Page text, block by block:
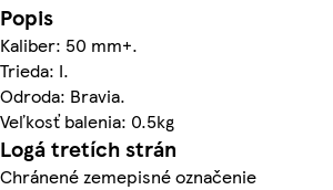
Popis
Kaliber: 50 mm+.
Trieda: I.
Odroda: Bravia.
Veľkosť balenia: 0.5kg
Logá tretích strán
Chránené zemepisné označenie